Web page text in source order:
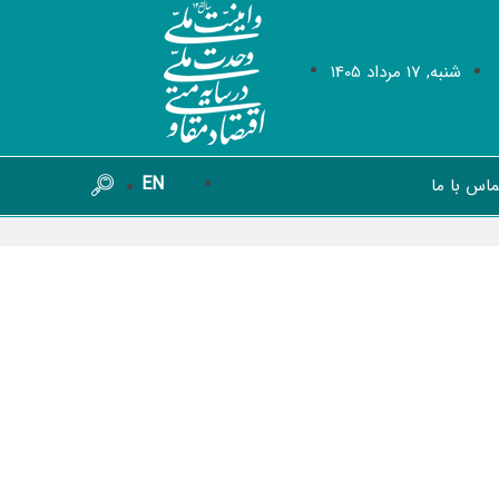
شنبه, 17 مرداد 1405
با ما EN